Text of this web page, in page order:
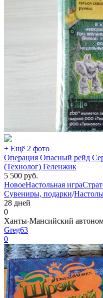
+ Ещё 2 фото
Операция Опасный рейд
(Технолог) Геленжик
5 500 руб.
НовоеНастольная игра
Сувениры, подарки/
28 дней
0
Ханты-Мансийский
Greg63
0